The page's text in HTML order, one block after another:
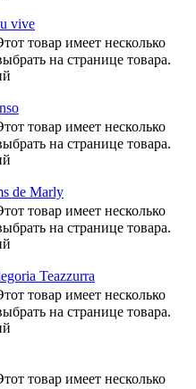
vive
товар имеет несколько
на странице товара.
товар имеет несколько
на странице товара.
de Marly
товар имеет несколько
на странице товара.
Teazzurra
товар имеет несколько
на странице товара.
товар имеет несколько